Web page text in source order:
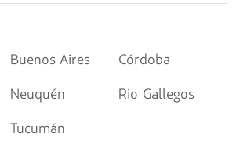
Buenos Aires
Córdoba
Neuquén
Rio Gallegos
Tucumán